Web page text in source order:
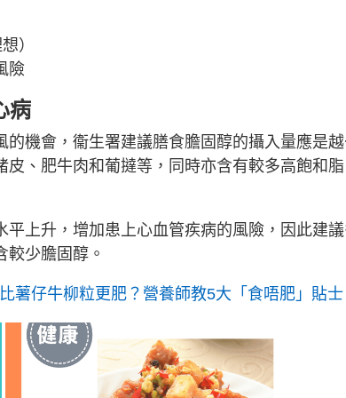
）
險
病
機會，衞生署建議膳食膽固醇的攝入量應是
、肥牛肉和葡撻等，同時亦含有較多高飽和脂
上升，增加患上心血管疾病的風險，因此建
少膽固醇。
薯仔牛柳粒更肥？營養師教5大「食唔肥」貼士